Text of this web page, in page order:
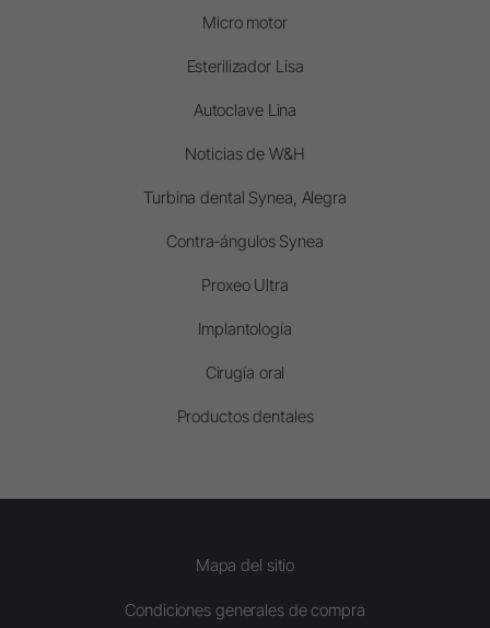
Micro motor
Esterilizador Lisa
Autoclave Lina
Noticias de W&H
Turbina dental Synea, Alegra
Contra-ángulos Synea
Proxeo Ultra
Implantología
Cirugía oral
Productos dentales
Mapa del sitio
Condiciones generales de compra